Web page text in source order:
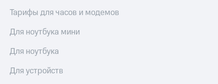
Тарифы для часов и модемов
Для ноутбука мини
Для ноутбука
Для устройств